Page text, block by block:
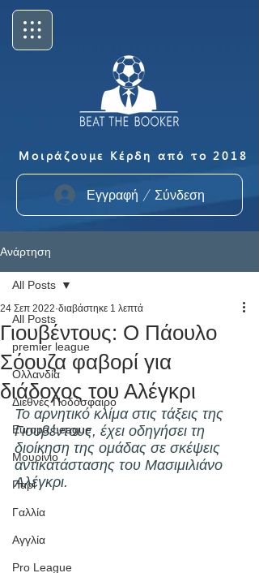
Μοιράζουμε Κέρδη από το 2018
Εγγραφή / Σύνδεση
Ανάρτηση
All Posts
premier league
Ολλανδία
Διεθνές Ποδόσφαιρο
Europa League
Μουρίνιο
Παρί
Γαλλία
Αγγλία
Pro League
All Posts
Γιουβέντους: Ο Πάουλο
Σόουζα φαβορί για
διάδοχος του Αλέγκρι
24 Σεπ 2022 διαβάστηκε 1 λεπτά
Το αρνητικό κλίμα στις τάξεις της
Γιουβέντους, έχει οδηγήσει τη
διοίκηση της ομάδας σε σκέψεις
αντικατάστασης του Μασιμιλιάνο
Αλέγκρι.